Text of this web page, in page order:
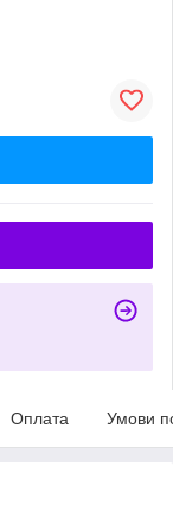
Оплата Умови